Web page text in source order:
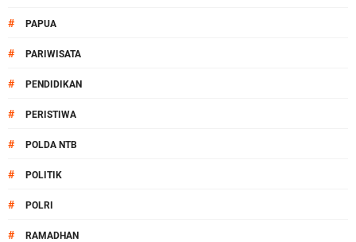
# PAPUA
# PARIWISATA
# PENDIDIKAN
# PERISTIWA
# POLDA NTB
# POLITIK
# POLRI
# RAMADHAN